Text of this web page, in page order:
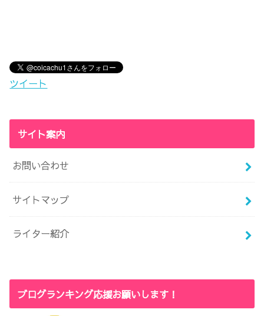
ツイート
サイト案内
お問い合わせ
サイトマップ
ライター紹介
ブログランキング応援お願いします！